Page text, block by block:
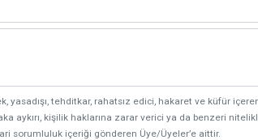
yasadışı, tehditkar, rahatsız edici, hakaret ve küfür
aykırı, kişilik haklarına zarar verici ya da benzeri
sorumluluk içeriği gönderen Üye/Üyeler’e aittir.